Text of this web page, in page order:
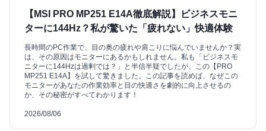
【MSI PRO MP251 E14A徹底解説】ビジネスモニ
ターに144Hz？私が驚いた「疲れない」快適体験
長時間のPC作業で、目の奥の疲れや肩こりに悩んでいませんか？実
は、その原因はモニターにあるかもしれません。私も「ビジネスモ
ニターに144Hzは過剰では？」と半信半疑でしたが、この【PRO
MP251 E14A】を試して驚きました。この記事を読めば、なぜこの
モニターがあなたの作業効率と目の快適さを劇的に向上させるの
か、その秘密がすべてわかります！
2026/08/06